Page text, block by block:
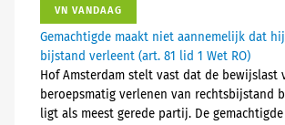
VN VANDAAG
Gemachtigde maakt niet aannemelijk dat
bijstand verleent (art. 81 lid 1 Wet RO)
Hof Amsterdam stelt vast dat de bewijslast
beroepsmatig verlenen van rechtsbijstand
ligt als meest gerede partij. De